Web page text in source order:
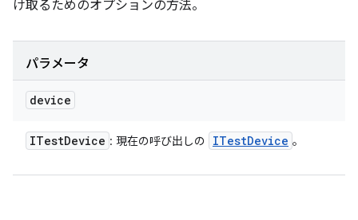
け取るためのオプションの方法。
パラメータ
device
ITestDevice : 現在の呼び出しの ITestDevice 。